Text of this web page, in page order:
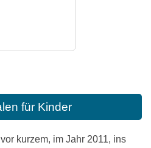
für Kinder
kurzem, im Jahr 2011, ins